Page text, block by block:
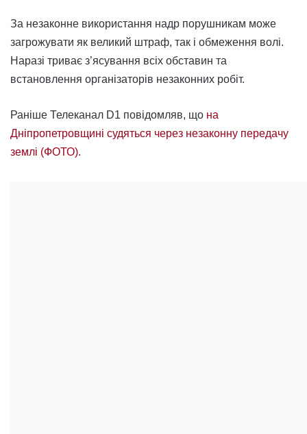
За незаконне використання надр порушникам може
загрожувати як великий штраф, так і обмеження волі.
Наразі триває з’ясування всіх обставин та
встановлення організаторів незаконних робіт.
Раніше Телеканал D1 повідомляв, що на
Дніпропетровщині судяться через незаконну передачу
землі (ФОТО).